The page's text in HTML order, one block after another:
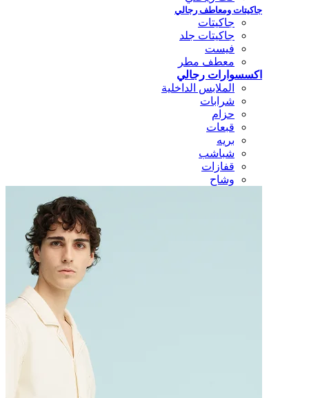
جاكيتات ومعاطف رجالي
جاكيتات
جاكيتات جلد
فيست
معطف مطر
اكسسوارات رجالي
الملابس الداخلية
شرابات
حزام
قبعات
بريه
شباشب
قفازات
وشاح